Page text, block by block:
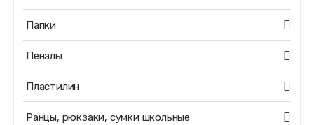
Папки
Пеналы
Пластилин
Ранцы, рюкзаки, сумки школьные